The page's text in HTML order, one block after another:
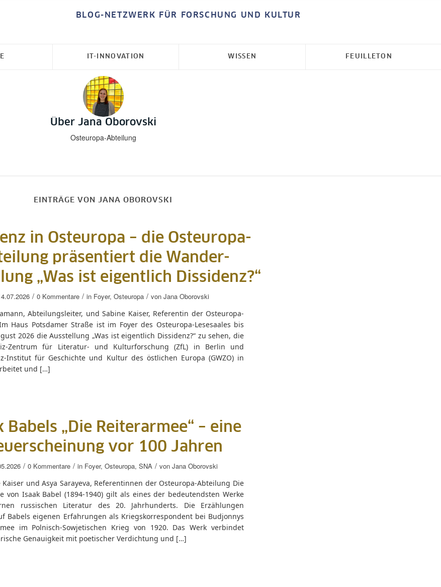
BLOG-NETZWERK FÜR FORSCHUNG UND KULTUR
IT-INNOVATION WISSEN FEUILLETON
Über Jana Oborovski
Osteuropa-Abteilung
EINTRÄGE VON JANA OBOROVSKI
in Osteuropa – die Osteuropa-
präsentiert die Wander-
„Was ist eigentlich Dissidenz?“
/ 0 Kommentare / in Foyer, Osteuropa / von Jana Oborovski
Abteilungsleiter, und Sabine Kaiser, Referentin der Osteuropa-
Haus Potsdamer Straße ist im Foyer des Osteuropa-Lesesaales bis
2026 die Ausstellung „Was ist eigentlich Dissidenz?“ zu sehen, die
Zentrum für Literatur- und Kulturforschung (ZfL) in Berlin und
Institut für Geschichte und Kultur des östlichen Europa (GWZO) in
und […]
Babels „Die Reiterarmee“ – eine
vor 100 Jahren
/ 0 Kommentare / in Foyer, Osteuropa, SNA / von Jana Oborovski
Kaiser und Asya Sarayeva, Referentinnen der Osteuropa-Abteilung Die
von Isaak Babel (1894-1940) gilt als eines der bedeutendsten Werke
russischen Literatur des 20. Jahrhunderts. Die Erzählungen
Babels eigenen Erfahrungen als Kriegskorrespondent bei Budjonnys
im Polnisch-Sowjetischen Krieg von 1920. Das Werk verbindet
Genauigkeit mit poetischer Verdichtung und […]